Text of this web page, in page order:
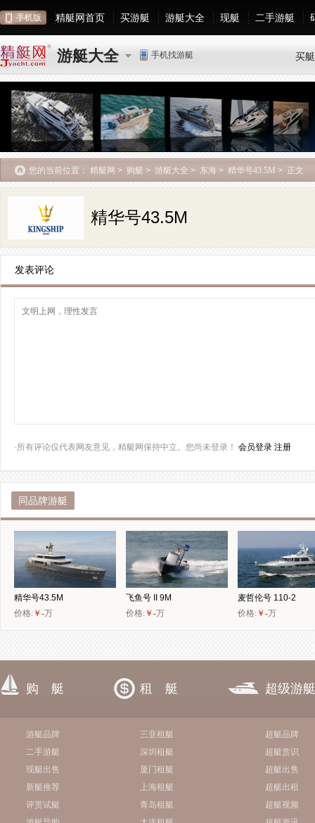
手机版 精艇网首页 买游艇 游艇大全 现艇 二手游艇
游艇大全 手机找游艇 买
您的当前位置： 精艇网 > 购艇 > 游艇大全 > 东海 > 精华号43.5M > 正文
精华号43.5M
发表评论
·所有评论仅代表网友意见，精艇网保持中立。您尚未登录！ 会员登录 注册
同品牌游艇
精华号43.5M
价格: ￥-万
飞鱼号 II 9M
价格: ￥-万
麦哲伦号 110-2
价格: ￥-万
购 艇
游艇品牌
二手游艇
现艇出售
新艇推荐
评赏试艇
租 艇
三亚租艇
深圳租艇
厦门租艇
上海租艇
青岛租艇
超级游艇
超艇品牌
超艇赏识
超艇出售
超艇出租
超艇视频